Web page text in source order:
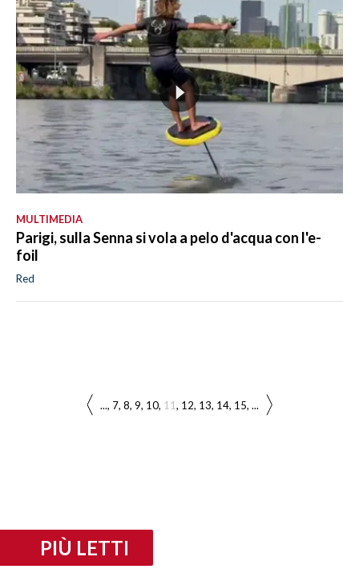
MULTIMEDIA
Parigi, sulla Senna si vola a pelo d'acqua con l'e-
foil
Red
... 7 8 9 10 11 12 13 14 15 ...
PIÙ LETTI